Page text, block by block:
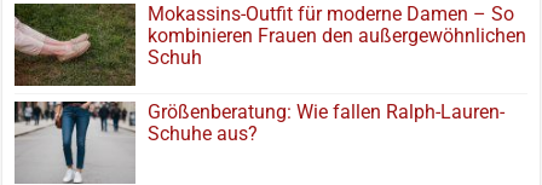
Mokassins-Outfit für moderne Damen – So
kombinieren Frauen den außergewöhnlichen
Schuh
Größenberatung: Wie fallen Ralph-Lauren-
Schuhe aus?